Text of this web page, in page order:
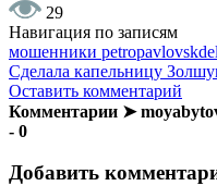
29
Навигация по записям
мошенники
Сделала капельницу
Оставить комментарий
Комментарии ➤
- 0
Добавить